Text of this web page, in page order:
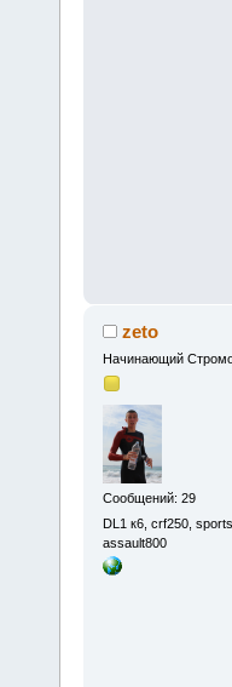
zeto
Начинающий
Сообщений: 29
DL1 к6, crf250,
assault800